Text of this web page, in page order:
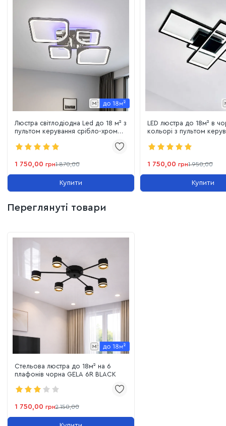
Люстра світлодіодна Led до 18 м² з
пультом керування срібло-хром
1 750,00 грн1 870,00
Купити
LED люстра до 18м² в
кольорі з пультом
1 750,00 грн1 950,00
Купити
Переглянуті товари
Стельова люстра до 18м² на 6
плафонів чорна GELA 6R BLACK
1 750,00 грн2 150,00